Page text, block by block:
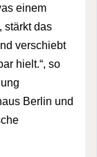
einem
stärkt das
verschiebt
hielt.“, so
Berlin und